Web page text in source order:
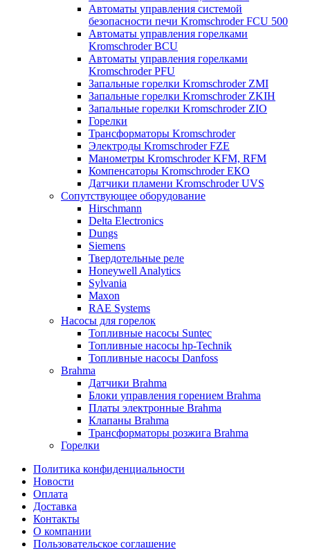
Автоматы управления системой
безопасности печи Kromschroder FCU 500
Автоматы управления горелками
Kromschroder BCU
Автоматы управления горелками
Kromschroder PFU
Запальные горелки Kromschroder ZМI
Запальные горелки Kromschroder ZKIH
Запальные горелки Kromschroder ZIO
Горелки
Трансформаторы Kromschroder
Электроды Kromschroder FZE
Манометры Kromschroder KFM, RFM
Компенсаторы Kromschroder ЕКО
Датчики пламени Kromschroder UVS
Сопутствующее оборудование
Hirschmann
Delta Electronics
Dungs
Siemens
Твердотельные реле
Honeywell Analytics
Sylvania
Maxon
RAE Systems
Насосы для горелок
Топливные насосы Suntec
Топливные насосы hp-Technik
Топливные насосы Danfoss
Brahma
Датчики Brahma
Блоки управления горением Brahma
Платы электронные Brahma
Клапаны Brahma
Трансформаторы розжига Brahma
Горелки
Политика конфиденциальности
Новости
Оплата
Доставка
Контакты
О компании
Пользовательское соглашение